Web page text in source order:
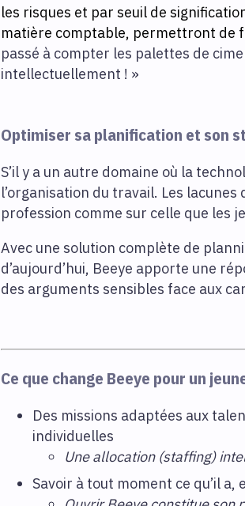
les risques et par seuil de
matière comptable, permettront de
passé à compter les palettes de
intellectuellement ! »
Optimiser sa planification et son
S’il y a un autre domaine où la
l’organisation du travail. Les
profession comme sur celle que les
Avec une solution complète de
d’aujourd’hui, Beeye apporte une
des arguments sensibles face aux
Ce que change Beeye pour un
Des missions adaptées aux
individuelles
Une allocation (staffing)
Savoir à tout moment ce qu’il a,